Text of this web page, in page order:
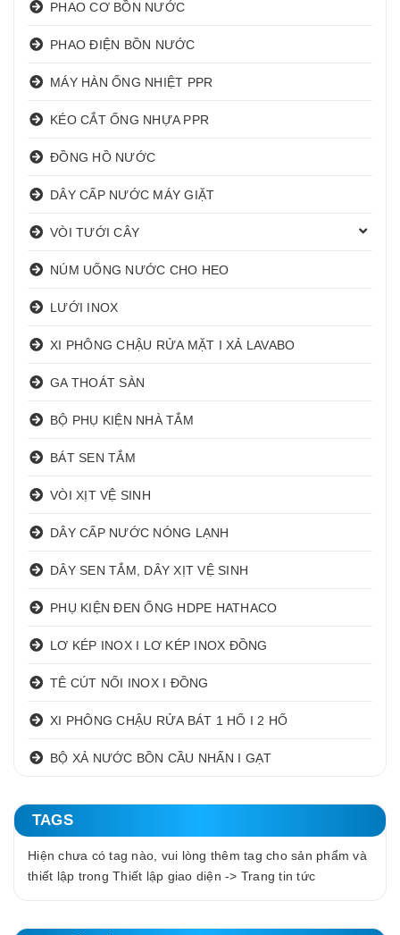
PHAO CƠ BỒN NƯỚC
PHAO ĐIỆN BỒN NƯỚC
MÁY HÀN ỐNG NHIỆT PPR
KÉO CẮT ỐNG NHỰA PPR
ĐỒNG HỒ NƯỚC
DÂY CẤP NƯỚC MÁY GIẶT
VÒI TƯỚI CÂY
NÚM UỐNG NƯỚC CHO HEO
LƯỚI INOX
XI PHÔNG CHẬU RỬA MẶT I XẢ LAVABO
GA THOÁT SÀN
BỘ PHỤ KIỆN NHÀ TẮM
BÁT SEN TẮM
VÒI XỊT VỆ SINH
DÂY CẤP NƯỚC NÓNG LẠNH
DÂY SEN TẮM, DÂY XỊT VỆ SINH
PHỤ KIỆN ĐEN ỐNG HDPE HATHACO
LƠ KÉP INOX I LƠ KÉP INOX ĐỒNG
TÊ CÚT NỐI INOX I ĐỒNG
XI PHÔNG CHẬU RỬA BÁT 1 HỐ I 2 HỐ
BỘ XẢ NƯỚC BỒN CẦU NHẤN I GẠT
TAGS
Hiện chưa có tag nào, vui lòng thêm tag cho sản phẩm và
thiết lập trong Thiết lập giao diện -> Trang tin tức